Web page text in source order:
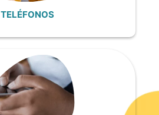
TELÉFONOS